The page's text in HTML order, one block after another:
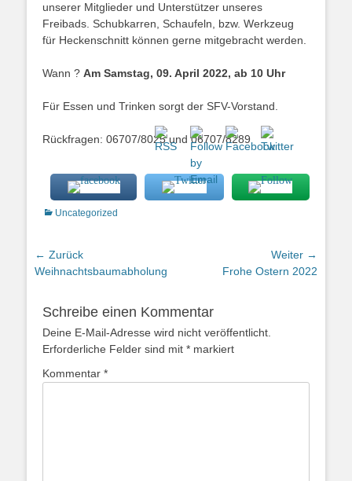
unserer Mitglieder und Unterstützer unseres
Freibads. Schubkarren, Schaufeln, bzw. Werkzeug
für Heckenschnitt können gerne mitgebracht werden.
Wann ? Am Samstag, 09. April 2022, ab 10 Uhr
Für Essen und Trinken sorgt der SFV-Vorstand.
Rückfragen: 06707/8025 und 06707/8289
Kategorien
Uncategorized
Beitragsnavigation
← Zurück
Vorheriger
Weihnachtsbaumabholung
Weiter →
Frohe Ostern 2022
Schreibe einen Kommentar
Deine E-Mail-Adresse wird nicht veröffentlicht.
Erforderliche Felder sind mit * markiert
Kommentar *